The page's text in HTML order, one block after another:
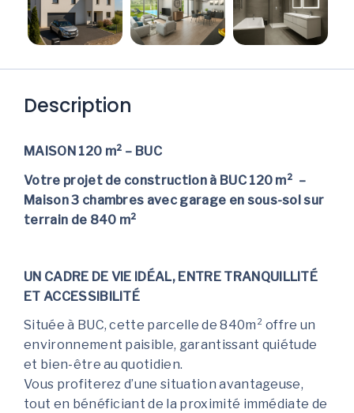
Description
MAISON 120 m² – BUC
Votre projet de construction à BUC 120 m² –
Maison 3 chambres avec garage en sous-sol sur
terrain de 840 m²
UN CADRE DE VIE IDÉAL, ENTRE TRANQUILLITÉ
ET ACCESSIBILITÉ
Située à BUC, cette parcelle de 840m² offre un
environnement paisible, garantissant quiétude
et bien-être au quotidien.
Vous profiterez d’une situation avantageuse,
tout en bénéficiant de la proximité immédiate de